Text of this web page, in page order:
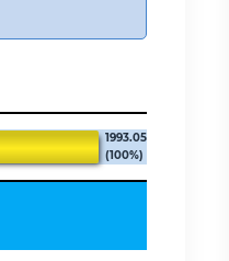
1993.05
(100%)